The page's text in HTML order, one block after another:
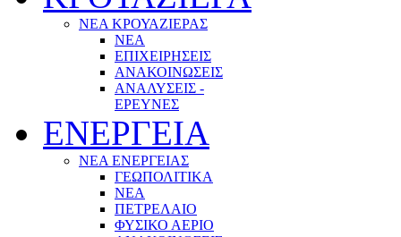
ΝΕΑ ΚΡΟΥΑΖΙΕΡΑΣ
NEA
ΕΠΙΧΕΙΡΗΣΕΙΣ
ΑΝΑΚΟΙΝΩΣΕΙΣ
ΑΝΑΛΥΣΕΙΣ -
ΕΡΕΥΝΕΣ
ΕΝΕΡΓΕΙΑ
ΝΕΑ ΕΝΕΡΓΕΙΑΣ
ΓΕΩΠΟΛΙΤΙΚΑ
ΝΕΑ
ΠΕΤΡΕΛΑΙΟ
ΦΥΣΙΚΟ ΑΕΡΙΟ